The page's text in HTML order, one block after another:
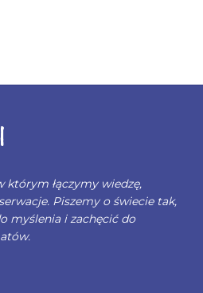
którym łączymy wiedzę,
Piszemy o świecie tak,
myślenia i zachęcić do